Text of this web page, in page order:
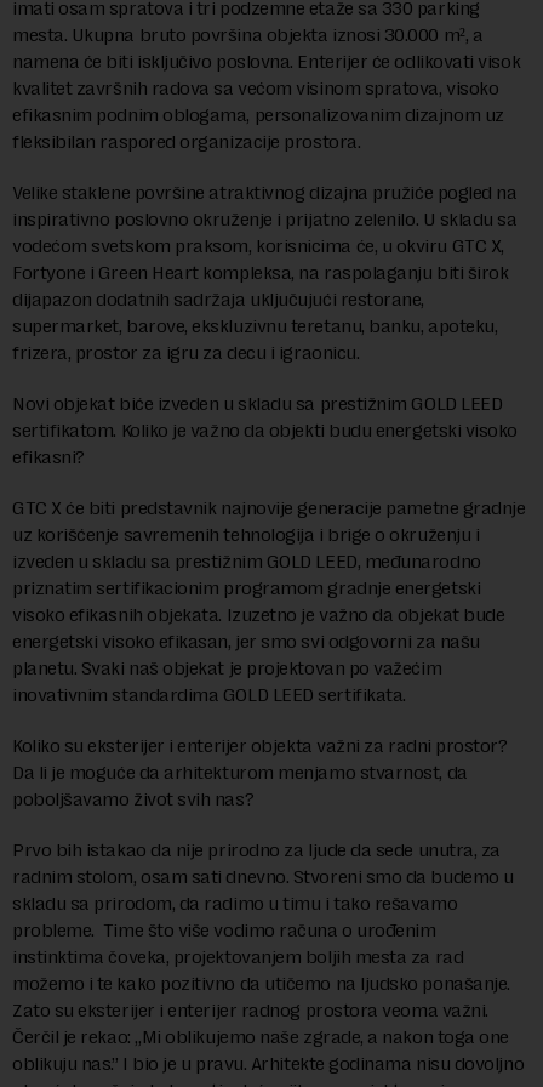
imati osam spratova i tri podzemne etaže sa 330 parking
mesta. Ukupna bruto površina objekta iznosi 30.000 m², a
namena će biti isključivo poslovna. Enterijer će odlikovati visok
kvalitet završnih radova sa većom visinom spratova, visoko
efikasnim podnim oblogama, personalizovanim dizajnom uz
fleksibilan raspored organizacije prostora.
Velike staklene površine atraktivnog dizajna pružiće pogled na
inspirativno poslovno okruženje i prijatno zelenilo. U skladu sa
vodećom svetskom praksom, korisnicima će, u okviru GTC X,
Fortyone i Green Heart kompleksa, na raspolaganju biti širok
dijapazon dodatnih sadržaja uključujući restorane,
supermarket, barove, ekskluzivnu teretanu, banku, apoteku,
frizera, prostor za igru za decu i igraonicu.
Novi objekat biće izveden u skladu sa prestižnim GOLD LEED
sertifikatom. Koliko je važno da objekti budu energetski visoko
efikasni?
GTC X će biti predstavnik najnovije generacije pametne gradnje
uz korišćenje savremenih tehnologija i brige o okruženju i
izveden u skladu sa prestižnim GOLD LEED, međunarodno
priznatim sertifikacionim programom gradnje energetski
visoko efikasnih objekata. Izuzetno je važno da objekat bude
energetski visoko efikasan, jer smo svi odgovorni za našu
planetu. Svaki naš objekat je projektovan po važećim
inovativnim standardima GOLD LEED sertifikata.
Koliko su eksterijer i enterijer objekta važni za radni prostor?
Da li je moguće da arhitekturom menjamo stvarnost, da
poboljšavamo život svih nas?
Prvo bih istakao da nije prirodno za ljude da sede unutra, za
radnim stolom, osam sati dnevno. Stvoreni smo da budemo u
skladu sa prirodom, da radimo u timu i tako rešavamo
probleme. Time što više vodimo računa o urođenim
instinktima čoveka, projektovanjem boljih mesta za rad
možemo i te kako pozitivno da utičemo na ljudsko ponašanje.
Zato su eksterijer i enterijer radnog prostora veoma važni.
Čerčil je rekao: „Mi oblikujemo naše zgrade, a nakon toga one
oblikuju nas.” I bio je u pravu. Arhitekte godinama nisu dovoljno